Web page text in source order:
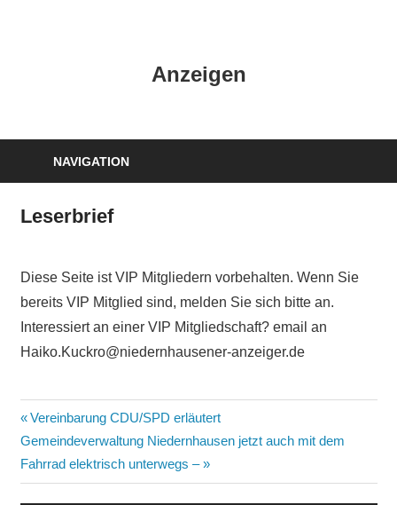
Anzeigen
NAVIGATION
Leserbrief
Diese Seite ist VIP Mitgliedern vorbehalten. Wenn Sie
bereits VIP Mitglied sind, melden Sie sich bitte an.
Interessiert an einer VIP Mitgliedschaft? email an
Haiko.Kuckro@niedernhausener-anzeiger.de
Beitragsnavigation
Vorheriger
Beitrag:
Vereinbarung CDU/SPD erläutert
Nächster
Beitrag:
Gemeindeverwaltung Niedernhausen jetzt auch mit dem
Fahrrad elektrisch unterwegs –